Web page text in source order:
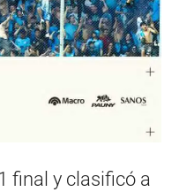
final y clasificó a